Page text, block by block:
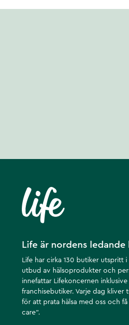
Life är nordens ledande
Life har cirka 130 butiker
utbud av hälsoprodukter och
innefattar Lifekoncernen
franchisebutiker. Varje dag kliver
för att prata hälsa med oss och
care”.